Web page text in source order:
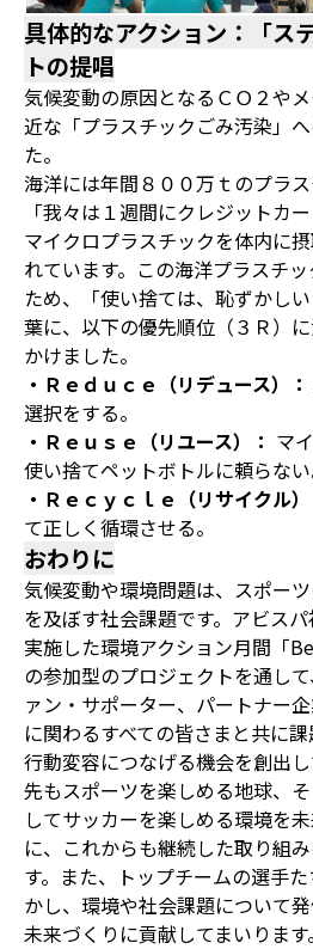
具体的なアクション：「ス
トの提唱
気候変動の原因となるＣＯ２や
近な「プラスチックごみ汚染」
た。
海洋には年間８００万ｔのプラス
「我々は１週間にクレジットカ
マイクロプラスチックを体内に
れています。この海洋プラスチ
ため、「使い捨ては、恥ずかし
葉に、以下の優先順位（３Ｒ）
かけました。
・Ｒｅｄｕｃｅ（リデュース）：
選択をする。
・Ｒｅｕｓｅ（リユース）： マ
使い捨てペットボトルに頼らない
・Ｒｅｃｙｃｌｅ（リサイクル）
て正しく循環させる。
おわりに
気候変動や環境問題は、スポー
を及ぼす社会課題です。アビス
実施した環境アクション月間「
の参加型のプロジェクトを通し
ァン・サポーター、パートナー
に関わるすべての皆さまと共に課
行動変容につなげる機会を創出
先もスポーツを楽しめる地球、
してサッカーを楽しめる環境を
に、これからも継続した取り組
す。また、トップチームの選手
かし、環境や社会課題について
未来づくりに貢献してまいります。